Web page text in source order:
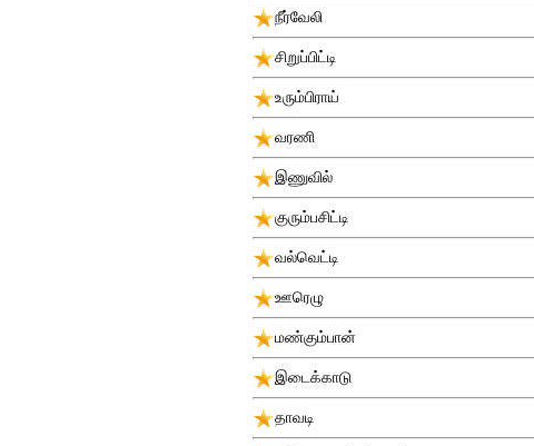
நீர்வேலி
சிறுப்பிட்டி
உரும்பிராய்
வரணி
இணுவில்
குரும்பசிட்டி
வல்வெட்டி
ஊரெழு
மண்கும்பான்
இடைக்காடு
தாவடி